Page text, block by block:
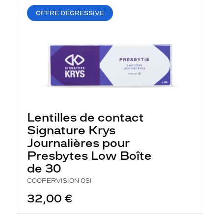
OFFRE DÉGRESSIVE
Lentilles de contact
Signature Krys
Journalières pour
Presbytes Low Boîte
de 30
COOPERVISION OSI
32,00 €